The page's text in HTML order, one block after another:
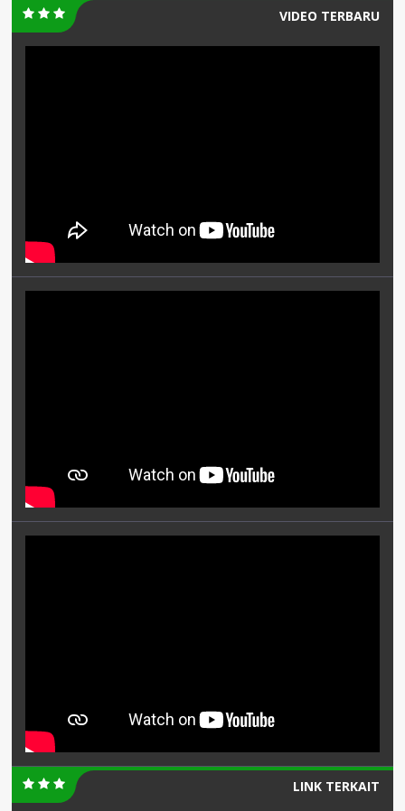
VIDEO TERBARU
LINK TERKAIT